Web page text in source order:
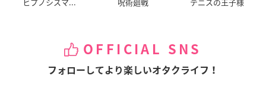
OFFICIAL SNS
フォローしてより楽しいオタクライフ！